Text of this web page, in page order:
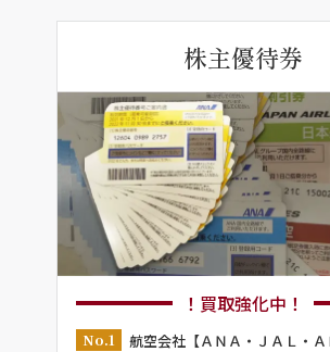
株主優待券
！買取強化中！
No.1
航空会社【ＡＮＡ・ＪＡＬ・Ａ